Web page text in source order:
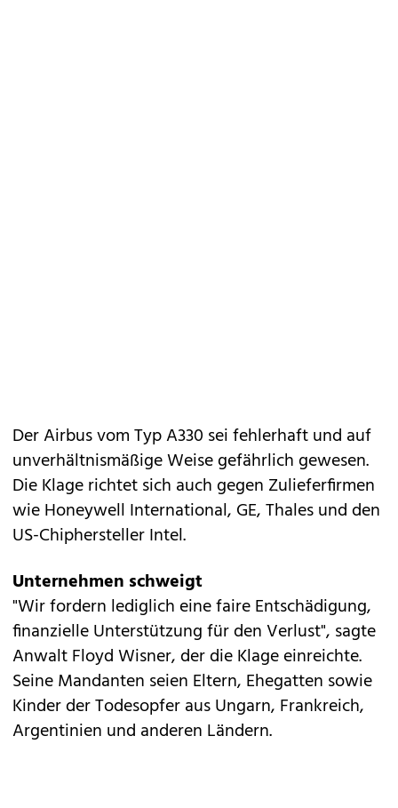
Der Airbus vom Typ A330 sei fehlerhaft und auf
unverhältnismäßige Weise gefährlich gewesen.
Die Klage richtet sich auch gegen Zulieferfirmen
wie Honeywell International, GE, Thales und den
US-Chiphersteller Intel.
Unternehmen schweigt
"Wir fordern lediglich eine faire Entschädigung,
finanzielle Unterstützung für den Verlust", sagte
Anwalt Floyd Wisner, der die Klage einreichte.
Seine Mandanten seien Eltern, Ehegatten sowie
Kinder der Todesopfer aus Ungarn, Frankreich,
Argentinien und anderen Ländern.